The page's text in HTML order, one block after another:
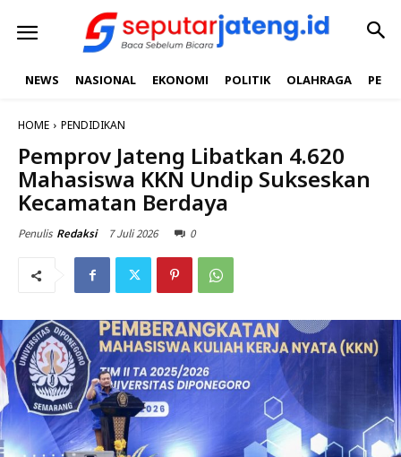
NEWS NASIONAL EKONOMI POLITIK OLAHRAGA
HOME PENDIDIKAN
Pemprov Jateng Libatkan 4.620
Mahasiswa KKN Undip Sukseskan
Kecamatan Berdaya
Penulis Redaksi 7 Juli 2026 0